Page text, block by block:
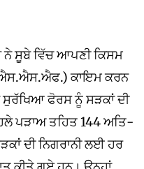
ਨੇ ਸੂਬੇ ਵਿੱਚ ਆਪਣੀ ਕਿਸਮ
ਕਾਇਮ ਕਰਨ
ਸੁਰੱਖਿਆ ਫੋਰਸ ਨੂੰ ਸੜਕਾਂ ਦੀ
ਪੜਾਅ ਤਹਿਤ 144 ਅਤਿ-
ਦੀ ਨਿਗਰਾਨੀ ਲਈ ਹਰ